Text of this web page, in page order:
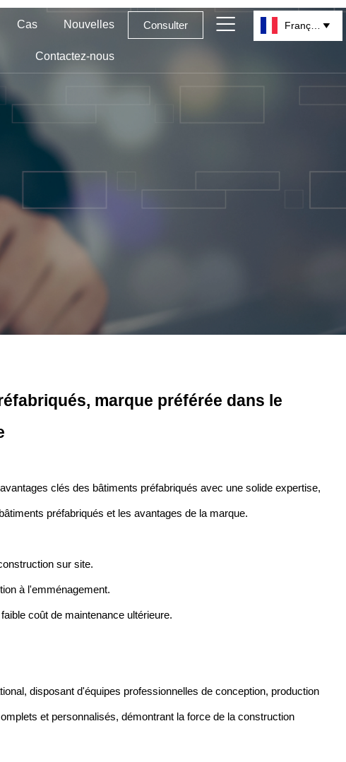
Cas Nouvelles
Contactez-nous
Consulter  Français 
marque préférée dans le
clés des bâtiments préfabriqués avec une solide expertise,
préfabriqués et les avantages de la marque.
sur site.
à l'emménagement.
coût de maintenance ultérieure.
disposant d'équipes professionnelles de conception, production
et personnalisés, démontrant la force de la construction